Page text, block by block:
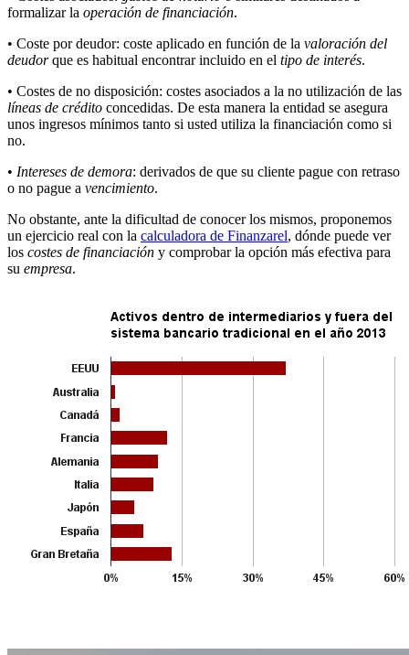
formalizar la operación de financiación.
• Coste por deudor: coste aplicado en función de la valoración del
deudorque es habitual encontrar incluido en el tipo de interés.
• Costes de no disposición: costes asociados a la no utilización de las
líneas de crédito concedidas. De esta manera la entidad se asegura
unos ingresos mínimos tanto si usted utiliza la financiación como si
no.
• Intereses de demora: derivados de que su cliente pague con retraso
o no pague a vencimiento.
No obstante, ante la dificultad de conocer los mismos, proponemos
un ejercicio real con la calculadora de Finanzarel, dónde puede ver
los costes de financiación y comprobar la opción más efectiva para
su empresa.